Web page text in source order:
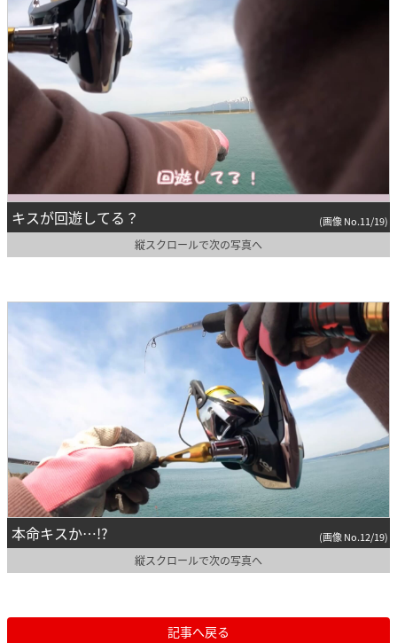
キスが回遊してる？ (画像 No.11/19)
縦スクロールで次の写真へ
本命キスか…!? (画像 No.12/19)
縦スクロールで次の写真へ
記事へ戻る